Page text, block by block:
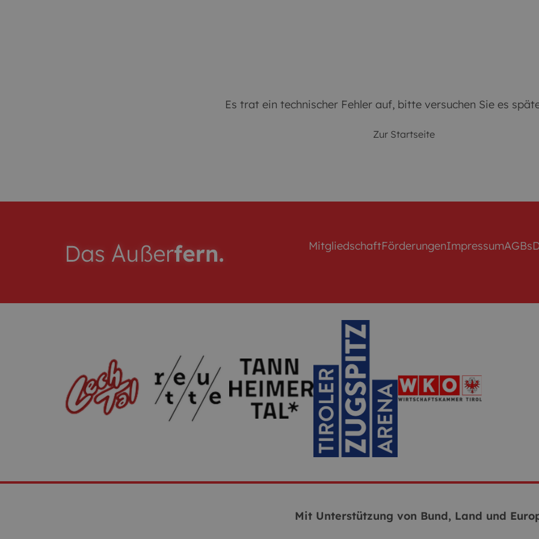
Es trat ein technischer Fehler auf, bitte versuchen Sie es
Zur Startseite
MitgliedschaftFörderungenImpressumAGBs
Mit Unterstützung von Bund, Land und